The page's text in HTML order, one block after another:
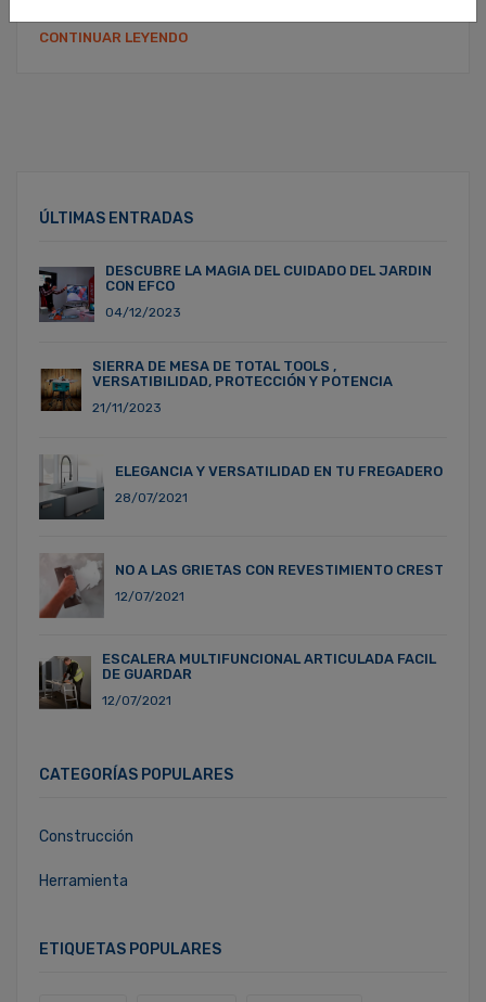
ÚLTIMAS ENTRADAS
DESCUBRE LA MAGIA DEL CUIDADO DEL JARDIN
CON EFCO
04/12/2023
SIERRA DE MESA DE TOTAL TOOLS ,
VERSATIBILIDAD, PROTECCIÓN Y POTENCIA
21/11/2023
ELEGANCIA Y VERSATILIDAD EN TU FREGADERO
28/07/2021
NO A LAS GRIETAS CON REVESTIMIENTO CREST
12/07/2021
ESCALERA MULTIFUNCIONAL ARTICULADA FACIL
DE GUARDAR
12/07/2021
CATEGORÍAS POPULARES
Construcción
Herramienta
ETIQUETAS POPULARES
CONTINUAR LEYENDO